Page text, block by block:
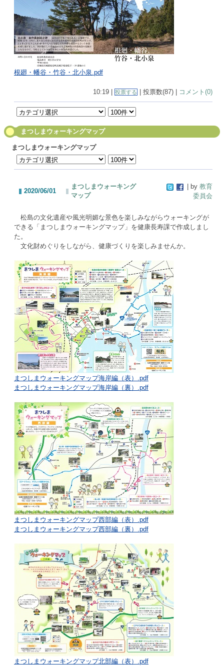
根廻・幡谷・竹谷・北小泉.pdf
10:19 | 投票する | 投票数(87) | コメント(0)
まつしまウォーキングマップ
まつしまウォーキングマップ
2020/06/01
まつしまウォーキング
マップ
| by 教育
委員会
松島の文化遺産や風光明媚な景色を楽しみながらウォーキングが
できる「まつしまウォーキングマップ」を健康長寿課で作成しまし
た。
文化財めぐりをしながら、健康づくりを楽しみませんか。
まつしまウォーキングマップ海岸編（表）.pdf
まつしまウォーキングマップ海岸編（裏）.pdf
まつしまウォーキングマップ西部編（表）.pdf
まつしまウォーキングマップ西部編（裏）.pdf
まつしまウォーキングマップ北部編（表）.pdf